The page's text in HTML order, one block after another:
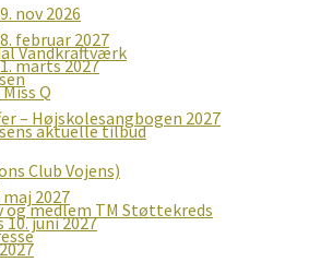
Vandkraftværk
aktuelle tilbud
og medlem TM Støttekreds
nov 2026
februar 2027
marts 2027
Q
– Højskolesangbogen 2027
Club Vojens)
2027
juni 2027